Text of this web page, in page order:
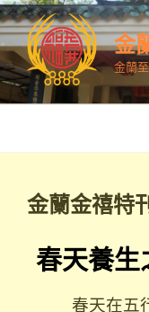
金
金蘭
金蘭金禧特
春天養生
春天在五行